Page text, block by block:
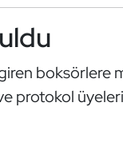
boksörlere
protokol